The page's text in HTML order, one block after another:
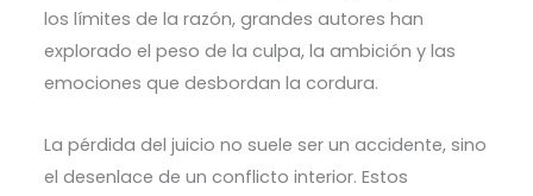
los límites de la razón, grandes autores han
explorado el peso de la culpa, la ambición y las
emociones que desbordan la cordura.
La pérdida del juicio no suele ser un accidente, sino
el desenlace de un conflicto interior. Estos